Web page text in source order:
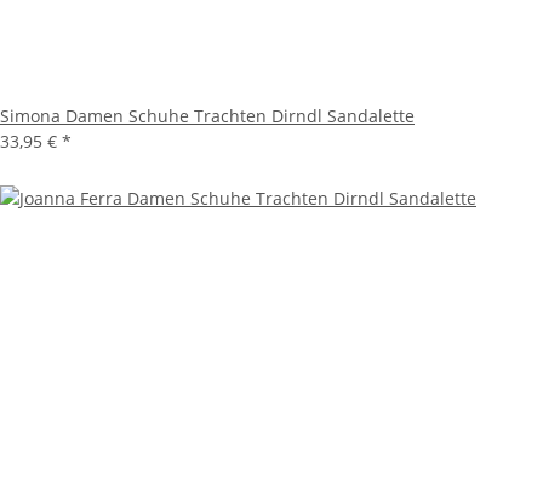
Simona Damen Schuhe Trachten Dirndl Sandalette
33,95 € *